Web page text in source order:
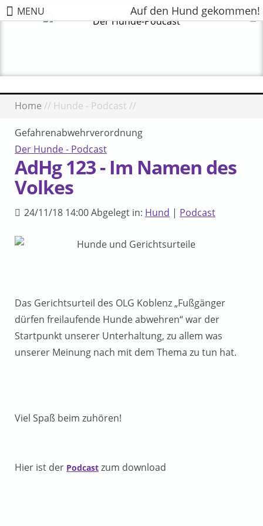
MENU Auf den Hund gekommen!
Home // Hunde - Podcast //
Gefahrenabwehrverordnung
Der Hunde - Podcast
AdHg 123 - Im Namen des
Volkes
24/11/18 14:00 Abgelegt in: Hund | Podcast
Das Gerichtsurteil des OLG Koblenz „Fußgänger
dürfen freilaufende Hunde abwehren“ war der
Startpunkt unserer Unterhaltung, zu allem was
unserer Meinung nach mit dem Thema zu tun hat.
Viel Spaß beim zuhören!
Hier ist der Podcast zum download